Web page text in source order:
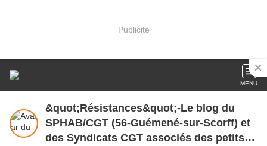
Publicité
MENU
&quot;Résistances&quot;-Le blog du
SPHAB/CGT (56-Guémené-sur-Scorff) et
des Syndicats CGT associés des petits